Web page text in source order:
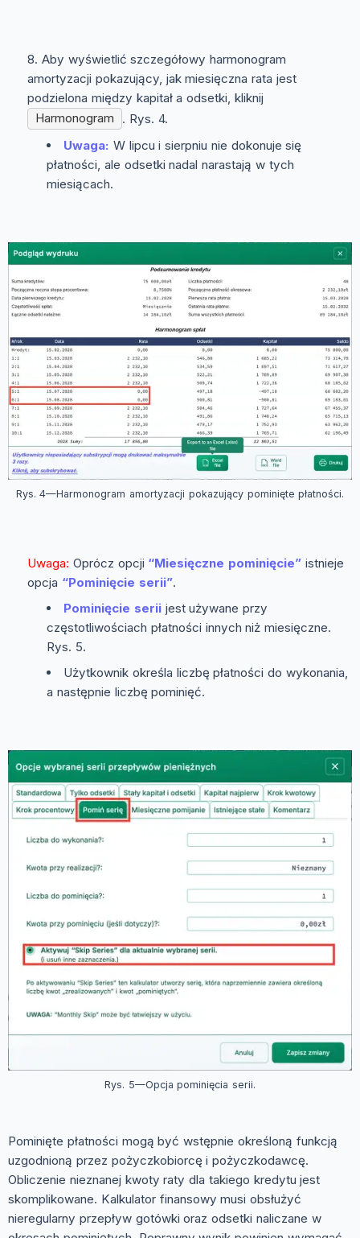
Aby wyświetlić szczegółowy harmonogram
amortyzacji pokazujący, jak miesięczna rata jest
podzielona między kapitał a odsetki, kliknij
Harmonogram
. Rys. 4.
Uwaga: W lipcu i sierpniu nie dokonuje się
płatności, ale odsetki nadal narastają w tych
miesiącach.
Rys. 4—Harmonogram amortyzacji pokazujący pominięte płatności.
Uwaga: Oprócz opcji “Miesięczne pominięcie” istnieje
opcja “Pominięcie serii”.
Pominięcie seriijest używane przy
częstotliwościach płatności innych niż miesięczne.
Rys. 5.
Użytkownik określa liczbę płatności do wykonania,
a następnie liczbę pominięć.
Rys. 5—Opcja pominięcia serii.
Pominięte płatności mogą być wstępnie określoną funkcją
uzgodnioną przez pożyczkobiorcę i pożyczkodawcę.
Obliczenie nieznanej kwoty raty dla takiego kredytu jest
skomplikowane. Kalkulator finansowy musi obsłużyć
nieregularny przepływ gotówki oraz odsetki naliczane w